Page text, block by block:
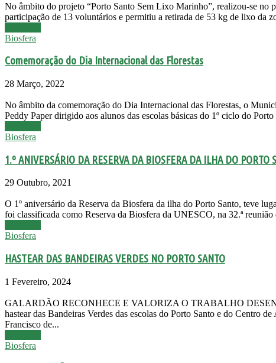
No âmbito do projeto “Porto Santo Sem Lixo Marinho”, realizou-se no
participação de 13 voluntários e permitiu a retirada de 53 kg de lixo da
Biosfera
Comemoração do Dia Internacional das Florestas
28 Março, 2022
No âmbito da comemoração do Dia Internacional das Florestas, o
Peddy Paper dirigido aos alunos das escolas básicas do 1º ciclo do
Biosfera
1.º ANIVERSÁRIO DA RESERVA DA BIOSFERA DA ILHA DO PORTO
29 Outubro, 2021
O 1º aniversário da Reserva da Biosfera da ilha do Porto Santo, teve
foi classificada como Reserva da Biosfera da UNESCO, na 32.ª
Biosfera
HASTEAR DAS BANDEIRAS VERDES NO PORTO SANTO
1 Fevereiro, 2024
GALARDÃO RECONHECE E VALORIZA O TRABALHO
hastear das Bandeiras Verdes das escolas do Porto Santo e do Centro
Francisco de...
Biosfera